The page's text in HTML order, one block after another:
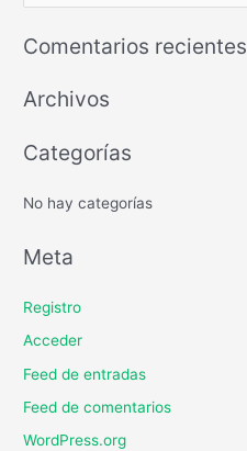
Comentarios recientes
Archivos
Categorías
No hay categorías
Meta
Registro
Acceder
Feed de entradas
Feed de comentarios
WordPress.org